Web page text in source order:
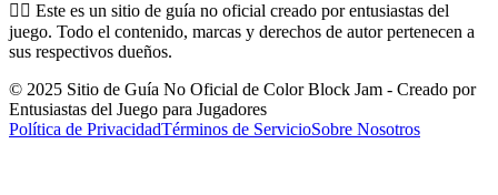
👉🏻 Este es un sitio de guía no oficial creado por entusiastas del
juego. Todo el contenido, marcas y derechos de autor pertenecen a
sus respectivos dueños.
© 2025 Sitio de Guía No Oficial de Color Block Jam - Creado por
Entusiastas del Juego para Jugadores
Política de PrivacidadTérminos de ServicioSobre Nosotros